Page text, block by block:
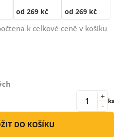
od 269 kč od 269 kč
k celkové ceně v košíku
-
+ ks
DO KOŠÍKU